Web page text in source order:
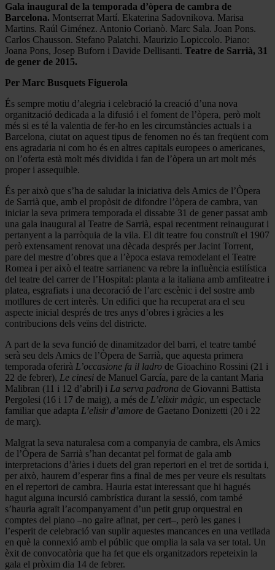
Gala inaugural de la temporada d’òpera de cambra de
Barcelona. Montserrat Martí. Ekaterina Sadovnikova. Marisa
Martins. Raúl Giménez. Antonio Corianò. Marc Sala. Joan Pons.
Carlos Chausson. Stefano Palatchi. Maurizio Lopiccolo. Piano:
Joana Pons, Josep Buforn i Davide Dellisanti. Teatre de Sarrià, 31
de gener de 2015.
Per Marc Busquets Figuerola
És sempre motiu d’alegria i celebració la creació d’una nova
organització dedicada a la difusió i el foment de l’òpera, però molt
més si es té la valentia de fer-ho en les circumstàncies actuals i a
Barcelona, ciutat on aquest tipus de fenomen no és tan freqüent com
ens agradaria ni com ho és en altres capitals europees o americanes,
on l’oferta està molt més dividida i fan de l’òpera un art molt més
proper i assequible.
És per això que s’ha de saludar la iniciativa dels Amics de l’Òpera
de Sarrià que, amb el propòsit de difondre l’òpera de cambra, van
iniciar la seva primera temporada el dissabte 31 de gener passat amb
una gala inaugural al Teatre de Sarrià, espai recentment reinaugurat i
pertanyent a la parròquia de la vila. El dit teatre fou construït el 1907
però extensament renovat una dècada després per Jacint Torrent,
pare del mestre d’obres que a l’època estava remodelant el Teatre
Romea i per això el teatre sarrianenc va rebre la influència estilística
del teatre del carrer de l’Hospital: planta a la italiana amb amfiteatre i
platea, esgrafiats i una decoració de l’arc escènic i del sostre amb
motllures de cert interès. Un edifici que ha recuperat ara el seu
aspecte inicial després de tres anys d’obres i gràcies a les
contribucions dels veïns del districte.
A part de la seva funció de dinamitzador del barri, el teatre també
serà seu dels Amics de l’Òpera de Sarrià, que aquesta primera
temporada oferirà L’occasione fa il ladro de Gioachino Rossini (21 i
22 de febrer), Le cinesi de Manuel García, pare de la cantant Maria
Malibran (11 i 12 d’abril) i La serva padrona de Giovanni Battista
Pergolesi (16 i 17 de maig), a més de L’elixir màgic, un espectacle
familiar que adapta L’elisir d’amore de Gaetano Donizetti (20 i 22
de març).
Malgrat la seva naturalesa com a companyia de cambra, els Amics
de l’Òpera de Sarrià s’han decantat pel format de gala amb
interpretacions d’àries i duets del gran repertori en el tret de sortida i,
per això, haurem d’esperar fins a final de mes per veure els resultats
en el repertori de cambra. Hauria estat interessant que hi hagués
hagut alguna incursió cambrística durant la sessió, com també
s’hauria agraït l’acompanyament d’un petit grup orquestral en
comptes del piano –no gaire afinat, per cert–, però les ganes i
l’esperit de celebració van suplir aquestes mancances en una vetllada
en què la connexió amb el públic que omplia la sala va ser total. Un
èxit de convocatòria que ha fet que els organitzadors repeteixin la
gala el pròxim dia 14 de febrer.